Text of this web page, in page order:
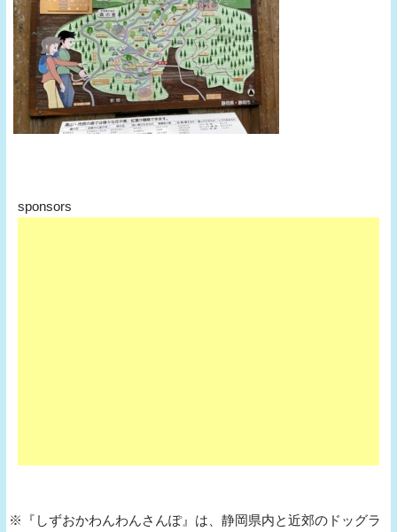
sponsors
※『しずおかわんわんさんぽ』は、静岡県内と近郊のドッグラ